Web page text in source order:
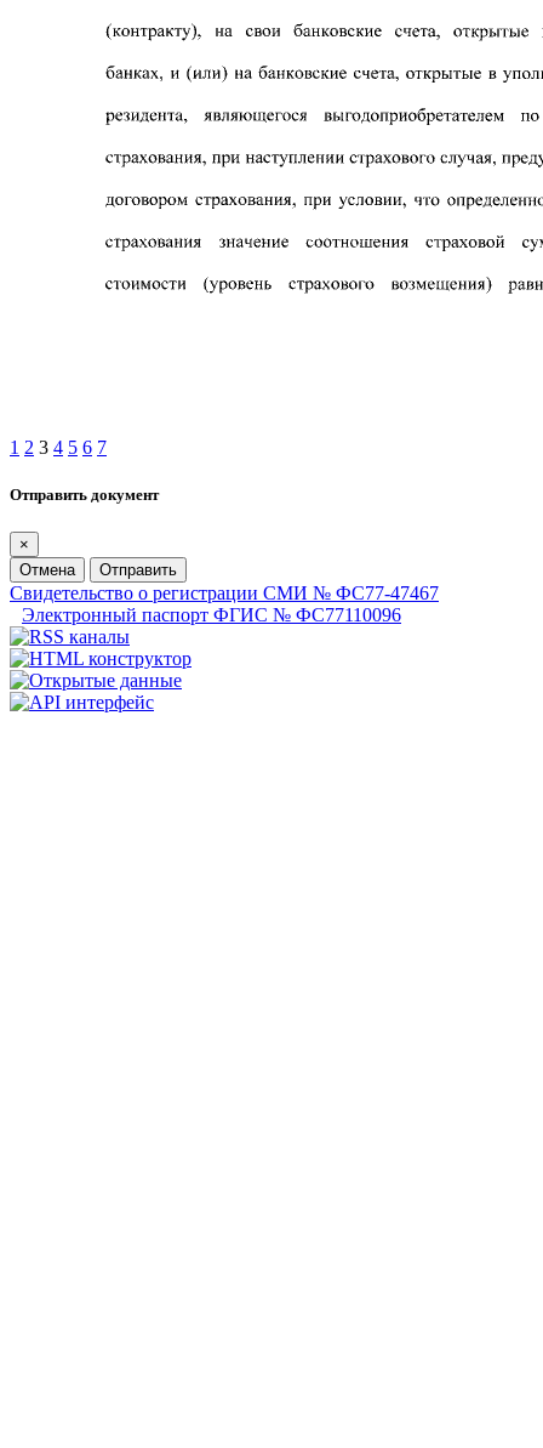
1 2 3 4 5 6 7
Отправить документ
×
Отмена
Отправить
Свидетельство о регистрации СМИ № ФС77-47467
Электронный паспорт ФГИС № ФС77110096